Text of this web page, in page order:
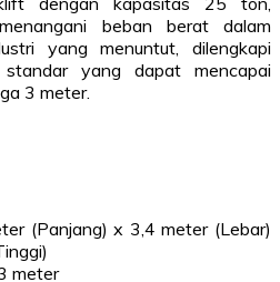
beban berat dalam
yang menuntut, dilengkapi
yang dapat mencapai
3 meter.
(Panjang) x 3,4 meter (Lebar)
meter